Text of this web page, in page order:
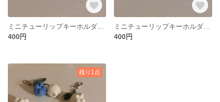
400円
400円
残り1点